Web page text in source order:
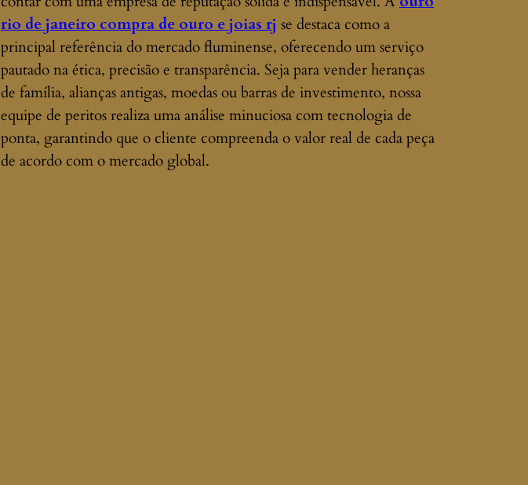
rio de janeiro compra de ouro e joias rj se destaca como a
principal referência do mercado fluminense, oferecendo um serviço
pautado na ética, precisão e transparência. Seja para vender heranças
de família, alianças antigas, moedas ou barras de investimento, nossa
equipe de peritos realiza uma análise minuciosa com tecnologia de
ponta, garantindo que o cliente compreenda o valor real de cada peça
de acordo com o mercado global.